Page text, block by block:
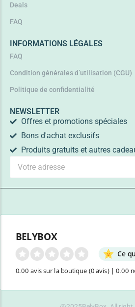
Deals
FAQ
INFORMATIONS LÉGALES
FAQ
Condition générales d’utilisation (CGU)
Politique de confidentialité
NEWSLETTER
Offres et promotions spéciales
Bons d'achat exclusifs
Produits gratuits et autres
BELYBOX
Ce
0.00 avis sur la boutique (0 avis)| 0.00